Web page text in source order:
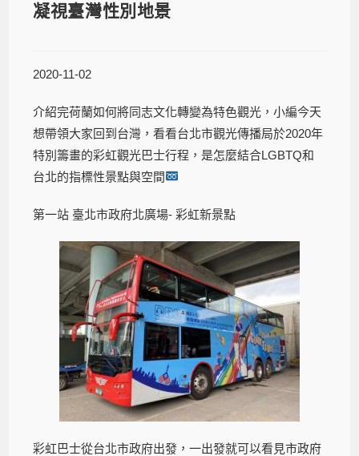
凝視臺灣性別地景
2020-11-02
介紹完荷蘭如何將同志文化轉變為特色觀光，小編今天
想帶領大家回到台灣，看看台北市觀光傳播局於2020年
特別籌畫的彩虹觀光巴士行程，是怎麼結合LGBTQ和
台北的指標性景點與空間
第一站 臺北市政府北廣場- 彩虹新景點
彩虹巴士從台北市政府出發，一出發就可以看見市政府